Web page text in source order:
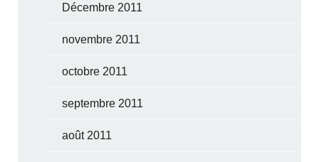
Décembre 2011
novembre 2011
octobre 2011
septembre 2011
août 2011